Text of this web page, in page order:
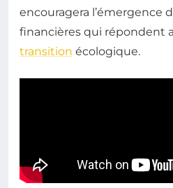
encouragera l’émergence
financières qui répondent
transition écologique.